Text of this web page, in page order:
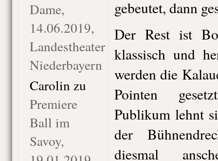
Dame,
14.06.2019,
Landestheater
Niederbayern
Carolin zu
Premiere
Ball im
Savoy,
gebeutet, dann
Der Rest ist
klassisch und
werden die
Pointen
Publikum lehnt
der
diesmal